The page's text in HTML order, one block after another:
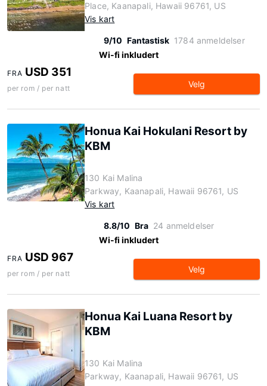
Place, Kaanapali, Hawaii 96761, US
Vis kart
9/10 Fantastisk 1784 anmeldelser
Wi-fi inkludert
FRA USD 351
per rom / per natt Velg
Honua Kai Hokulani Resort by
KBM
130 Kai Malina
Parkway, Kaanapali, Hawaii 96761, US
Vis kart
8.8/10 Bra 24 anmeldelser
Wi-fi inkludert
FRA USD 967
per rom / per natt Velg
Honua Kai Luana Resort by
KBM
130 Kai Malina
Parkway, Kaanapali, Hawaii 96761, US